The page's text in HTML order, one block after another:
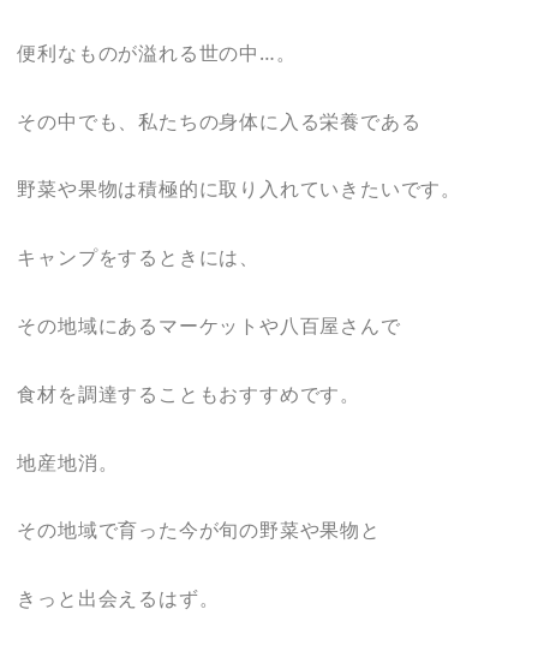
便利なものが溢れる世の中…。
その中でも、私たちの身体に入る栄養である
野菜や果物は積極的に取り入れていきたいです。
キャンプをするときには、
その地域にあるマーケットや八百屋さんで
食材を調達することもおすすめです。
地産地消。
その地域で育った今が旬の野菜や果物と
きっと出会えるはず。